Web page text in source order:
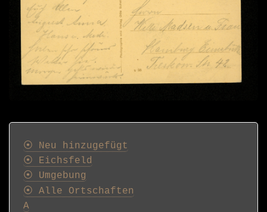
Postkarten
⦿ Neu hinzugefügt
⦿ Eichsfeld
⦿ Umgebung
⦿ Alle Ortschaften
A